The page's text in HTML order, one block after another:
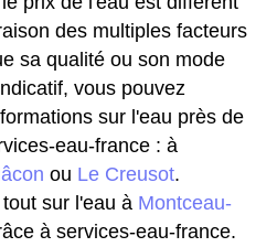
des multiples facteurs
sa qualité ou son mode
vous pouvez
sur l'eau près de
eau-france : à
ou Le Creusot.
sur l'eau à Montceau-
à services-eau-france.